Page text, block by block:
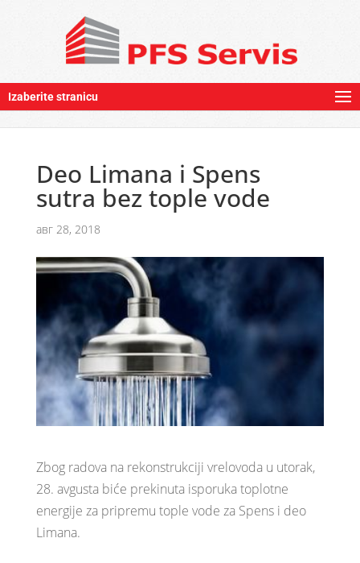
Izaberite stranicu
Deo Limana i Spens
sutra bez tople vode
авг 28, 2018
Zbog radova na rekonstrukciji vrelovoda u utorak,
28. avgusta biće prekinuta isporuka toplotne
energije za pripremu tople vode za Spens i deo
Limana.